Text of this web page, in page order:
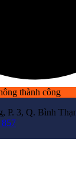
thành công
P. 3, Q. Bình